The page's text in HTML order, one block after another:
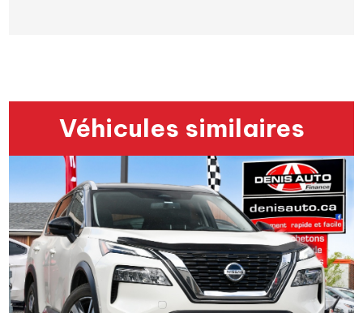
Véhicules similaires